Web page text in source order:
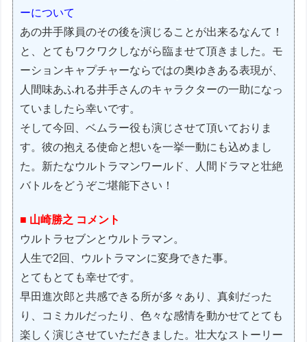
ーについて
あの井手隊員のその後を演じることが出来るなんて！
と、とてもワクワクしながら臨ませて頂きました。モ
ーションキャプチャーならではの奥ゆきある表現が、
人間味あふれる井手さんのキャラクターの一助になっ
ていましたら幸いです。
そして今回、ベムラー役も演じさせて頂いておりま
す。彼の抱える使命と想いを一挙一動にも込めまし
た。新たなウルトラマンワールド、人間ドラマと壮絶
バトルをどうぞご堪能下さい！
■ 山崎勝之 コメント
ウルトラセブンとウルトラマン。
人生で2回、ウルトラマンに変身できた事。
とてもとても幸せです。
早田進次郎と共感できる所が多々あり、真剣だった
り、コミカルだったり、色々な感情を動かせてとても
楽しく演じさせていただきました。壮大なストーリー